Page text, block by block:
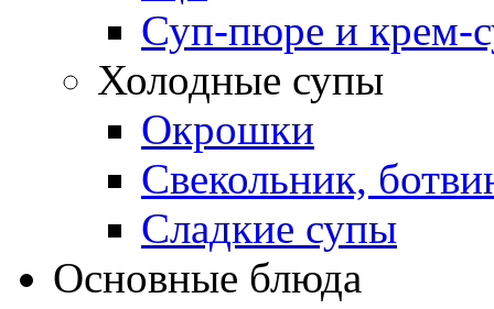
Суп-пюре и крем-
Холодные супы
Окрошки
Свекольник,
Cладкие супы
Основные блюда